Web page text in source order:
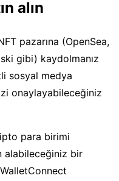
alın
pazarına (OpenSea,
gibi) kaydolmanız
sosyal medya
onaylayabileceğiniz
para birimi
alabileceğiniz bir